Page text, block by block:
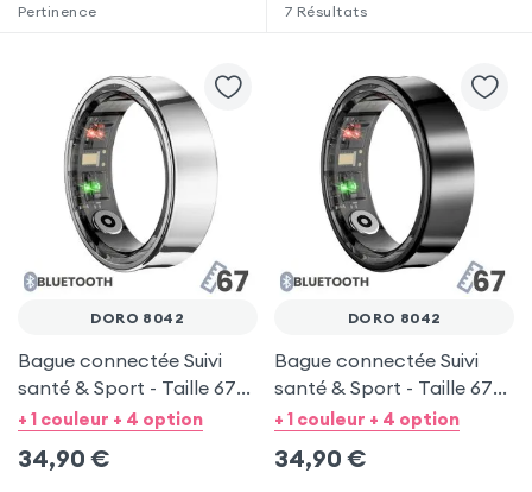
Pertinence 7 Résultats
DORO 8042
Bague connectée Suivi
santé & Sport - Taille 67
Argent
+ 1 couleur + 4 option
34,90 €
DORO 8042
Bague connectée Suivi
santé & Sport - Taille 67
Noir
+ 1 couleur + 4 option
34,90 €